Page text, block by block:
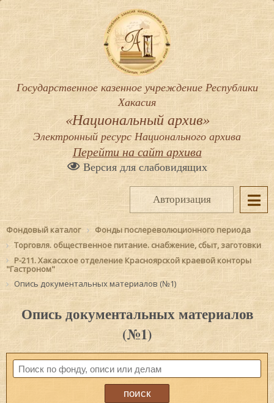
Государственное казенное учреждение Республики
Хакасия
«Национальный архив»
Электронный ресурс Национального архива
Перейти на сайт архива
Версия для слабовидящих
Авторизация
Фондовый каталог
Фонды послереволюционного периода
Торговля. общественное питание. снабжение, сбыт, заготовки
Р-211. Хакасское отделение Красноярской краевой конторы
"Гастроном"
Опись документальных материалов (№1)
Опись документальных материалов
(№1)